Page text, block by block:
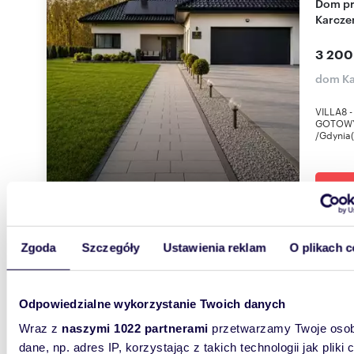
Zgoda Szczegóły Ustawienia reklam O plikach
Odpowiedzialne wykorzystanie Twoich danych
Wraz z naszymi 1022 partnerami przetwarzamy Twoje
dane, np. adres IP, korzystając z takich technologii jak pliki
3
dom
VILLA8
/
730